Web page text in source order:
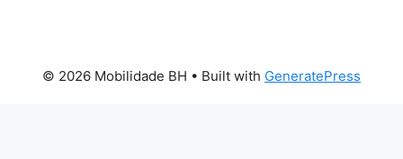
© 2026 Mobilidade BH • Built with GeneratePress